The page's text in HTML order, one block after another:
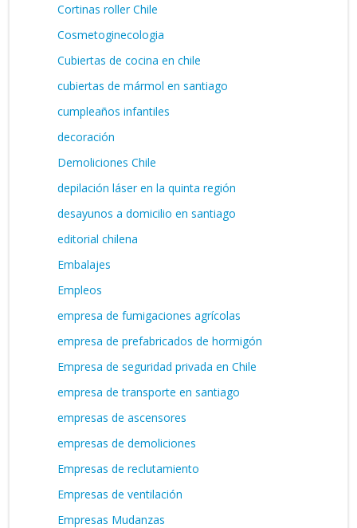
Cortinas roller Chile
Cosmetoginecologia
Cubiertas de cocina en chile
cubiertas de mármol en santiago
cumpleaños infantiles
decoración
Demoliciones Chile
depilación láser en la quinta región
desayunos a domicilio en santiago
editorial chilena
Embalajes
Empleos
empresa de fumigaciones agrícolas
empresa de prefabricados de hormigón
Empresa de seguridad privada en Chile
empresa de transporte en santiago
empresas de ascensores
empresas de demoliciones
Empresas de reclutamiento
Empresas de ventilación
Empresas Mudanzas